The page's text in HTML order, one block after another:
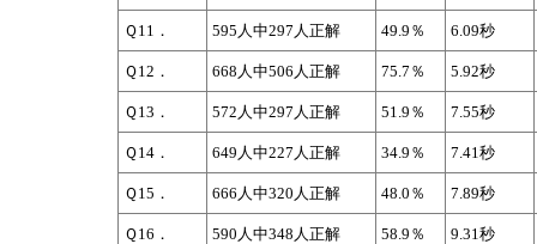
Ｑ11． 595人中297人正解 49.9％ 6.09秒
Ｑ12． 668人中506人正解 75.7％ 5.92秒
Ｑ13． 572人中297人正解 51.9％ 7.55秒
Ｑ14． 649人中227人正解 34.9％ 7.41秒
Ｑ15． 666人中320人正解 48.0％ 7.89秒
Ｑ16． 590人中348人正解 58.9％ 9.31秒